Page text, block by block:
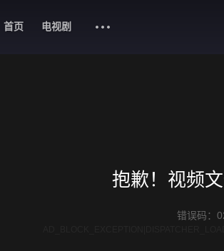
首页 电视剧
抱歉！视频
错误码：